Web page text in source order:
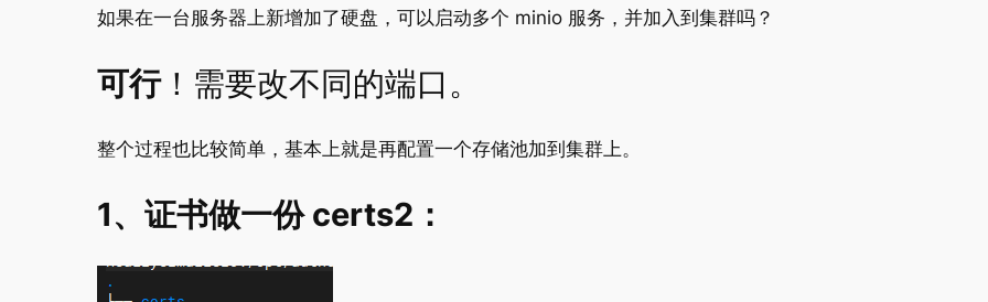
如果在一台服务器上新增加了硬盘，可以启动多个 minio 服务，并加入到集群吗？
可行！需要改不同的端口。
整个过程也比较简单，基本上就是再配置一个存储池加到集群上。
1、证书做一份 certs2：